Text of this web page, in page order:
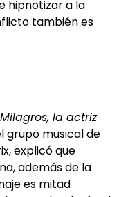
hipnotizar a la
también es
Milagros, la actriz
grupo musical de
explicó que
además de la
es mitad